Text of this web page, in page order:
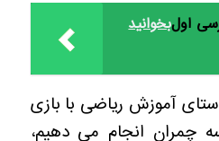
بخوانیداول
آموزش ریاضی با بازی
چمران انجام می دهیم،